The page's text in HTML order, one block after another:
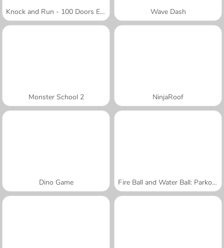
Knock and Run - 100 Doors Escape Wave Dash
Monster School 2 NinjaRoof
Dino Game Fire Ball and Water Ball: Parkour Love Balls